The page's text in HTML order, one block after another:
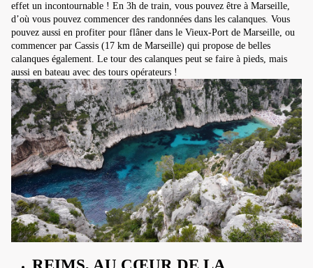
effet un incontournable ! En 3h de train, vous pouvez être à Marseille,
d’où vous pouvez commencer des randonnées dans les calanques. Vous
pouvez aussi en profiter pour flâner dans le Vieux-Port de Marseille, ou
commencer par Cassis (17 km de Marseille) qui propose de belles
calanques également. Le tour des calanques peut se faire à pieds, mais
aussi en bateau avec des tours opérateurs !